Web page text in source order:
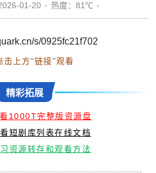
01-20 热度：81℃
s/0925fc21f702
击上方“链接”观看
精彩拓展
1000T完整版资源盘
短剧库列表在线文档
资源转存和观看方法